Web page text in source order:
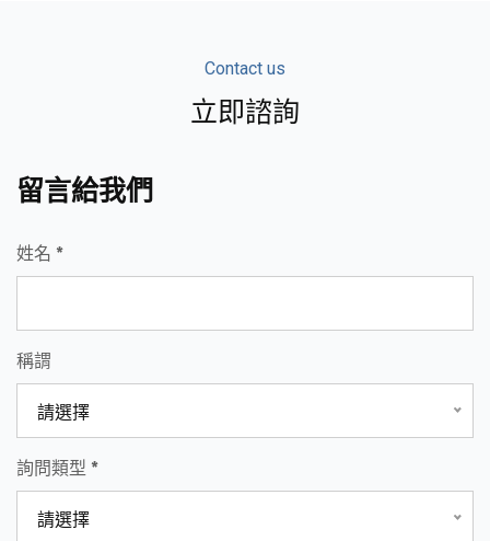
Contact us
立即諮詢
留言給我們
姓名 *
稱謂
請選擇
詢問類型 *
請選擇